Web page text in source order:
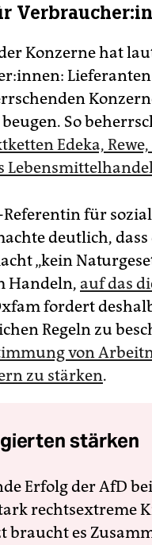
Konzerne hat
So
Edeka,
für
deutlich,
„kein
Handeln, auf das
fordert
Regeln zu
von
zu stärken.
stärken
Erfolg der AfD
rechtsextreme
braucht es